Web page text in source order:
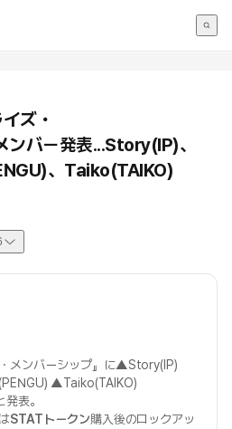
ズ・
ンバー発表...Story(IP)、
、Taiko(TAIKO)
・メンバーシップ』に▲Story(IP)
▲Taiko(TAIKO)
表。
STATトークン購入後のロックアッ